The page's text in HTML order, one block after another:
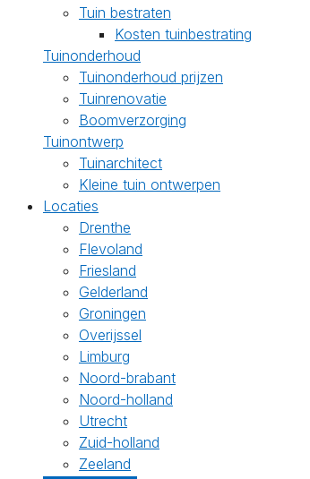
Tuin bestraten
Kosten tuinbestrating
Tuinonderhoud
Tuinonderhoud prijzen
Tuinrenovatie
Boomverzorging
Tuinontwerp
Tuinarchitect
Kleine tuin ontwerpen
Locaties
Drenthe
Flevoland
Friesland
Gelderland
Groningen
Overijssel
Limburg
Noord-brabant
Noord-holland
Utrecht
Zuid-holland
Zeeland